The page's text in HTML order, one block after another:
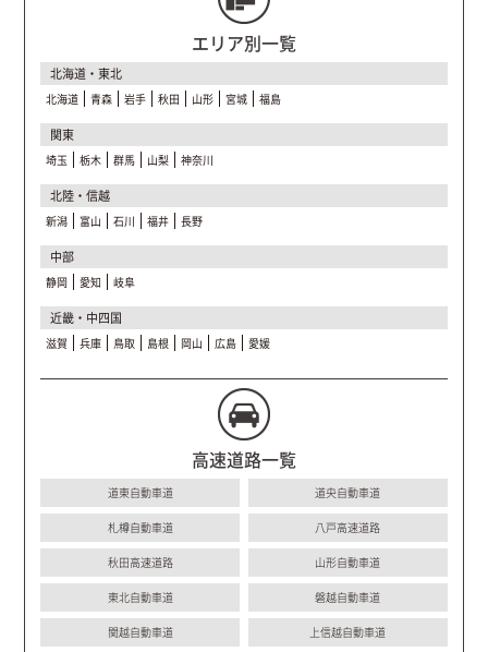
エリア別一覧
北海道・東北
北海道 青森 岩手 秋田 山形 宮城 福島
関東
埼玉 栃木 群馬 山梨 神奈川
北陸・信越
新潟 富山 石川 福井 長野
中部
静岡 愛知 岐阜
近畿・中四国
滋賀 兵庫 鳥取 島根 岡山 広島 愛媛
高速道路一覧
道東自動車道 道央自動車道
札樽自動車道 八戸高速道路
秋田高速道路 山形自動車道
東北自動車道 磐越自動車道
関越自動車道 上信越自動車道